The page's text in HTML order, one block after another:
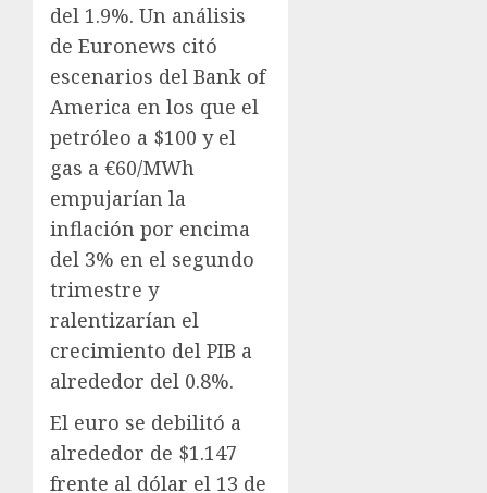
del 1.9%. Un análisis
de Euronews citó
escenarios del Bank of
America en los que el
petróleo a $100 y el
gas a €60/MWh
empujarían la
inflación por encima
del 3% en el segundo
trimestre y
ralentizarían el
crecimiento del PIB a
alrededor del 0.8%.
El euro se debilitó a
alrededor de $1.147
frente al dólar el 13 de